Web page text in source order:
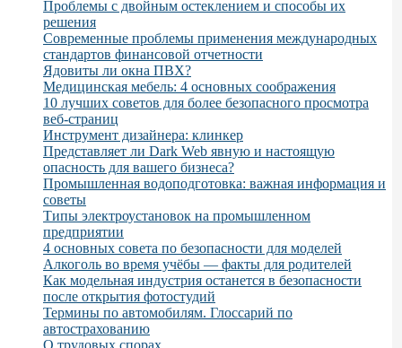
Проблемы с двойным остеклением и способы их
решения
Современные проблемы применения международных
стандартов финансовой отчетности
Ядовиты ли окна ПВХ?
Медицинская мебель: 4 основных соображения
10 лучших советов для более безопасного просмотра
веб-страниц
Инструмент дизайнера: клинкер
Представляет ли Dark Web явную и настоящую
опасность для вашего бизнеса?
Промышленная водоподготовка: важная информация и
советы
Типы электроустановок на промышленном
предприятии
4 основных совета по безопасности для моделей
Алкоголь во время учёбы — факты для родителей
Как модельная индустрия останется в безопасности
после открытия фотостудий
Термины по автомобилям. Глоссарий по
автострахованию
О трудовых спорах